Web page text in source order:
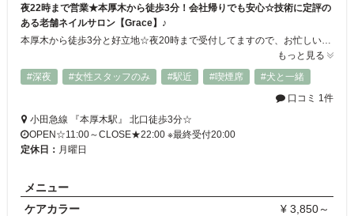
夜22時まで営業★本厚木から徒歩3分！会社帰りでも安心☆技術に定評の
ある老舗ネイルサロン【Grace】♪
本厚木から徒歩3分と好立地☆夜20時まで受付してますので、お忙しいOLさんや、買い物帰りにでも、お立ち寄り下さい！経験豊富のネイリストによる施術なので、最後まで大満足の仕上がりに♪トレンドを取り入れつつ、お客さん様にあったネイルをご提案致します。デザインセンスに定評有り！ナチュラルで可愛いデザインで指先を美しく☆ 人気店の為、ご予約はお早めがオススメ♪ご来店心からお待ちしております！
もっと見る
#深夜
#女性スタッフのみ #駅近 #喫煙席
#犬と一緒
口コミ 1件
小田急線 『本厚木駅』 北口徒歩3分☆
OPEN☆11:00～CLOSE★22:00 ※最終受付20:00
定休日： 月曜日
メニュー
ケアカラー
¥ 3,850～